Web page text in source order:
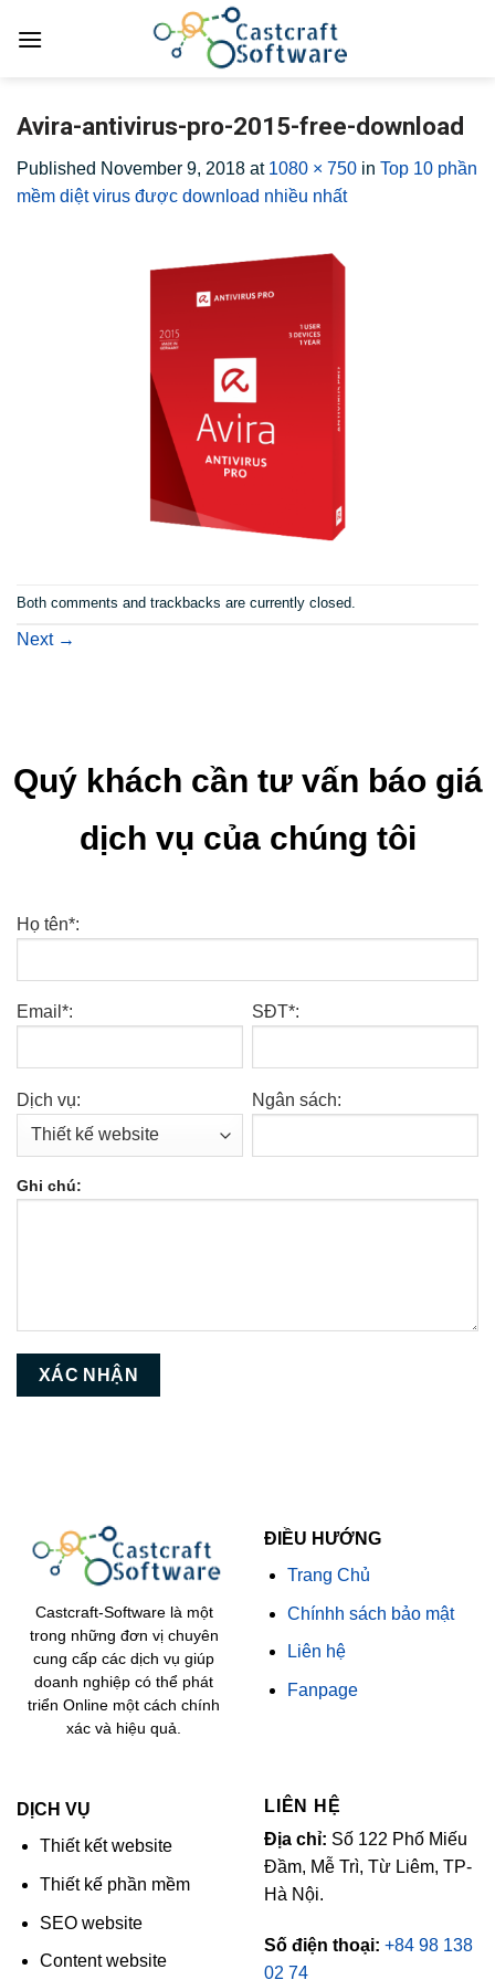
Avira-antivirus-pro-2015-free-download
Published November 9, 2018 at 1080 × 750 in Top 10 phần
mềm diệt virus được download nhiều nhất
Both comments and trackbacks are currently closed.
Next →
Quý khách cần tư vấn báo giá
dịch vụ của chúng tôi
Họ tên*:
Email*: SĐT*:
Dịch vụ: Ngân sách:
Ghi chú:
Castcraft-Software là một
trong những đơn vị chuyên
cung cấp các dịch vụ giúp
doanh nghiệp có thể phát
triển Online một cách chính
xác và hiệu quả.
ĐIỀU HƯỚNG
Trang Chủ
Chínhh sách bảo mật
Liên hệ
Fanpage
DỊCH VỤ
Thiết kết website
Thiết kế phần mềm
SEO website
Content website
LIÊN HỆ
Địa chỉ: Số 122 Phố Miếu
Đầm, Mễ Trì, Từ Liêm, TP-
Hà Nội.
Số điện thoại: +84 98 138
02 74